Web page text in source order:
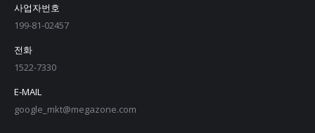
사업자번호
199-81-02457
전화
1522-7330
E-MAIL
google_mkt@megazone.com